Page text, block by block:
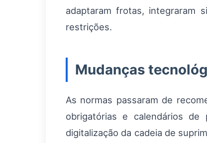
adaptaram frotas, integraram
restrições.
Mudanças
As normas passaram de
obrigatórias e calendários de
digitalização da cadeia de